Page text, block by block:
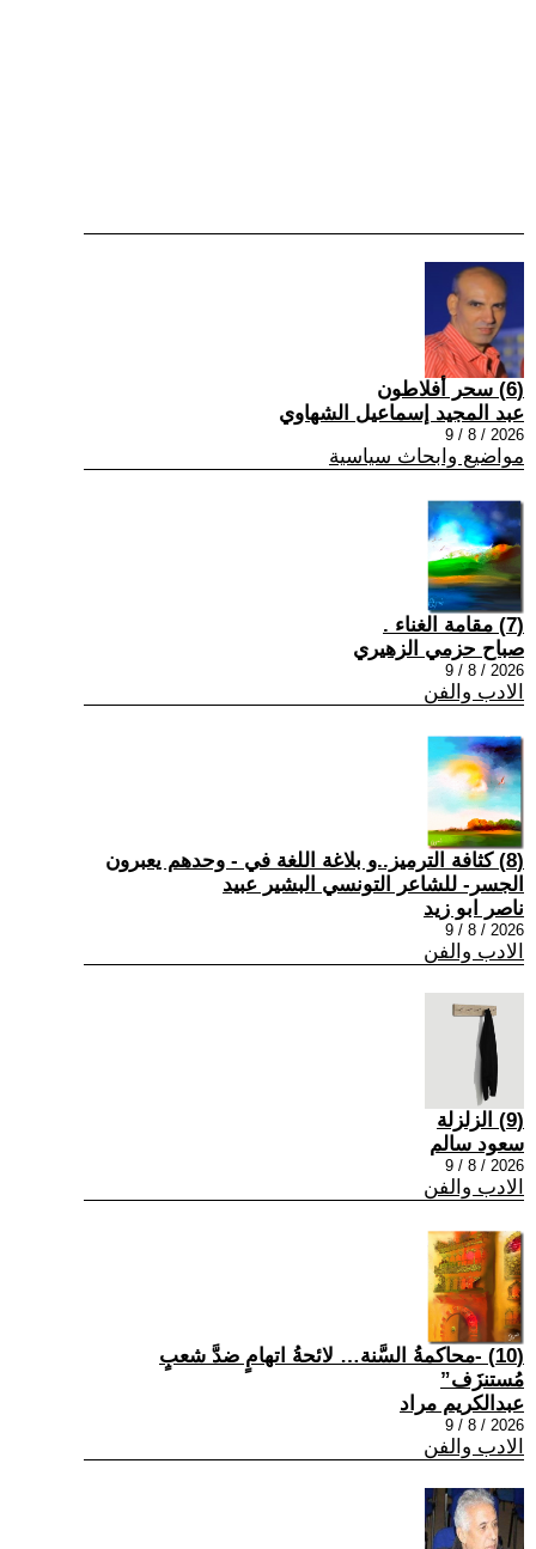
(6) سحر أفلاطون
عبد المجيد إسماعيل الشهاوي
2026 / 8 / 9
مواضيع وابحاث سياسية
(7) مقامة الغناء .
صباح حزمي الزهيري
2026 / 8 / 9
الادب والفن
(8) كثافة الترميز..و بلاغة اللغة في - وحدهم يعبرون
الجسر- للشاعر التونسي البشير عبيد
ناصر ابو زيد
2026 / 8 / 9
الادب والفن
(9) الزلزلة
سعود سالم
2026 / 8 / 9
الادب والفن
(10) -محاكمةُ السَّنة… لائحةُ اتهامٍ ضدَّ شعبٍ
مُستنزَف”
عبدالكريم مراد
2026 / 8 / 9
الادب والفن